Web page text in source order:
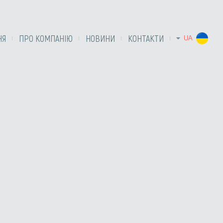
ПРО КОМПАНІЮ НОВИНИ КОНТАКТИ UA